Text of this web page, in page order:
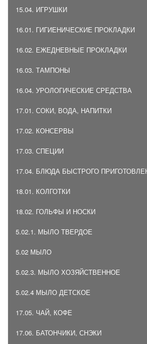
15.04. ИГРУШКИ
16.01. ГИГИЕНИЧЕСКИЕ ПРОКЛАДКИ
16.02. ЕЖЕДНЕВНЫЕ ПРОКЛАДКИ
16.03. ТАМПОНЫ
16.04. УРОЛОГИЧЕСКИЕ СРЕДСТВА
17.01. СОКИ, ВОДА, НАПИТКИ
17.02. КОНСЕРВЫ
17.03. СПЕЦИИ
17.04. БЛЮДА БЫСТРОГО
18.01. КОЛГОТКИ
18.02. ГОЛЬФЫ И НОСКИ
5.02.1. МЫЛО ТВЕРДОЕ
5.02 МЫЛО
5.02.3. МЫЛО ХОЗЯЙСТВЕННОЕ
5.02.4 МЫЛО ДЕТСКОЕ
17.05. ЧАЙ, КОФЕ
17.06. БАТОНЧИКИ, СНЭКИ